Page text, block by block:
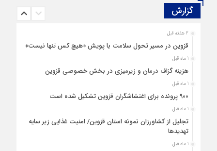
گزارش‌
2 هفته قبل
قزوین در مسیر تحول سلامت با پویش «هیچ‌ کس تنها نیست»
1 ماه قبل
هزینه‌ گزاف درمان و زیرمیزی در بخش خصوصی قزوین
1 ماه قبل
۹۰۰ پرونده برای اغتشاشگران قزوین تشکیل شده است
1 ماه قبل
تجلیل از کشاورزان نمونه استان قزوین/ امنیت غذایی زیر سایه
تهدیدها
1 ماه قبل